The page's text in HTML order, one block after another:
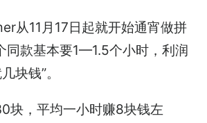
从11月17日起就开始通宵做拼
同款基本要1—1.5个小时，利润
块钱”。
块，平均一小时赚8块钱左